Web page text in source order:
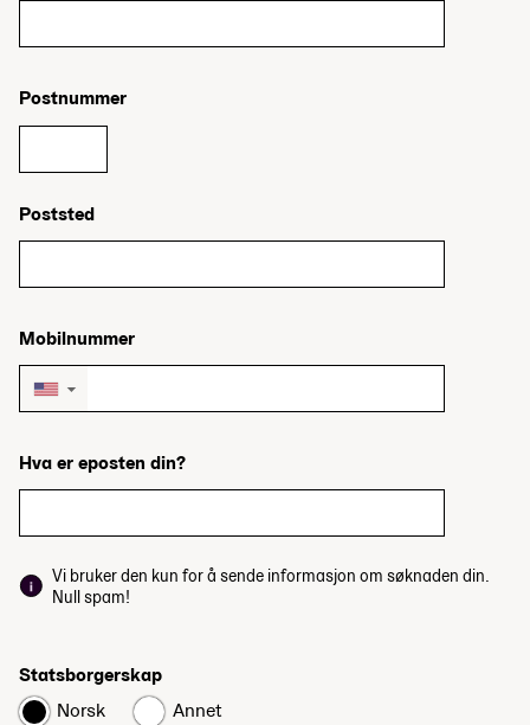
Postnummer
Poststed
Mobilnummer
▼
Hva er eposten din?
Vi bruker den kun for å sende informasjon om søknaden din.
Null spam!
Statsborgerskap
Norsk
Annet